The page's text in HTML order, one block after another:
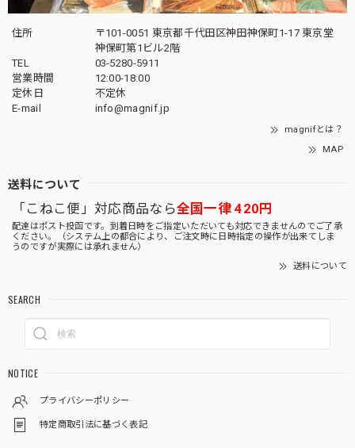
住所
〒101-0051 東京都千代田区神田神保町1-17 東京堂
神保町第1ビル2階
TEL
03-5280-5911
営業時間
12:00-18:00
定休日
不定休
E-mail
info@magnif.jp
magnifとは？
MAP
送料について
「こねこ便」対応商品なら全国一律 420円
配達はポスト投函です。到着日時をご指定いただいても対応できませんのでご了承
ください。（システム上の都合により、ご注文時に日時指定の操作が出来てしま
うのですが実際には承れません）
送料について
SEARCH
NOTICE
プライバシーポリシー
特定商取引法に基づく表記